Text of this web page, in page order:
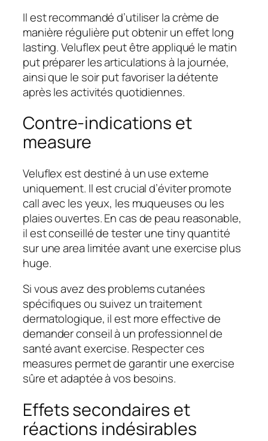
Il est recommandé d’utiliser la crème de
manière régulière put obtenir un effet long
lasting. Veluflex peut être appliqué le matin
put préparer les articulations à la journée,
ainsi que le soir put favoriser la détente
après les activités quotidiennes.
Contre-indications et
measure
Veluflex est destiné à un use externe
uniquement. Il est crucial d’éviter promote
call avec les yeux, les muqueuses ou les
plaies ouvertes. En cas de peau reasonable,
il est conseillé de tester une tiny quantité
sur une area limitée avant une exercise plus
huge.
Si vous avez des problems cutanées
spécifiques ou suivez un traitement
dermatologique, il est more effective de
demander conseil à un professionnel de
santé avant exercise. Respecter ces
measures permet de garantir une exercise
sûre et adaptée à vos besoins.
Effets secondaires et
réactions indésirables